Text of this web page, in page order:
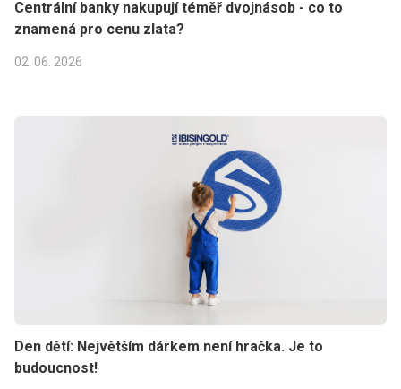
Centrální banky nakupují téměř dvojnásob - co to
znamená pro cenu zlata?
02. 06. 2026
Den dětí: Největším dárkem není hračka. Je to
budoucnost!